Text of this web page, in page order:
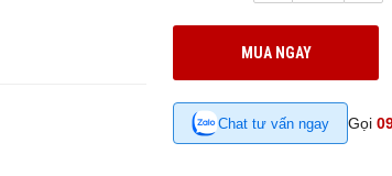
MUA NGAY
Chat tư vấn ngay Gọi